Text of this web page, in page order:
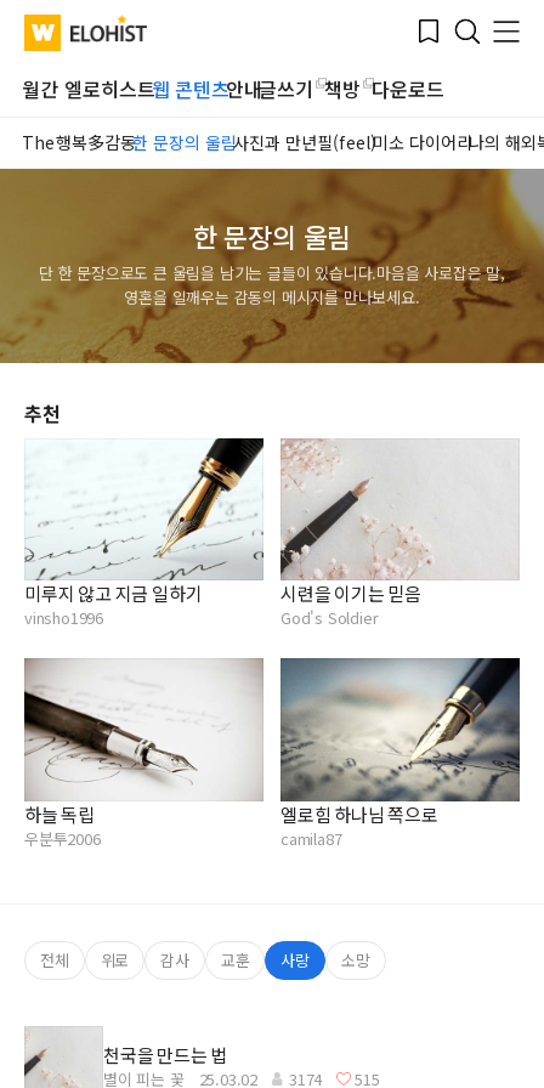
WATV Elohist-
Home
Bookmark
Search
Menu
월간 엘로히스트웹 콘텐츠안내글쓰기 책방 다운로드
The행복多감동한 문장의 울림사진과 만년필(feel)미소 다이어리나의 해외
Submit
한 문장의 울림
단 한 문장으로도 큰 울림을 남기는 글들이 있습니다.마음을 사로잡은 말,
영혼을 일깨우는 감동의 메시지를 만나보세요.
추천
미루지 않고 지금 일하기
vinsho1996
시련을 이기는 믿음
God's Soldier
하늘 독립
우분투2006
엘로힘 하나님 쪽으로
camila87
전체 위로 감사 교훈 사랑 소망
천국을 만드는 법
별이 피는 꽃 25.03.02 3174 515